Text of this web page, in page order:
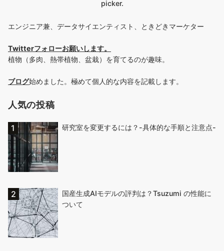
picker.
エンジニア兼、データサイエンティスト、ときどきマーケター
Twitterフォローお願いします。
植物（多肉、熱帯植物、盆栽）を育てるのが趣味。
ブログ始めました。極めて個人的な内容を記載します。
人気の投稿
研究室を変更するには？-具体的な手順と注意点-
国産生成AIモデルの評判は？Tsuzumi の性能に
ついて